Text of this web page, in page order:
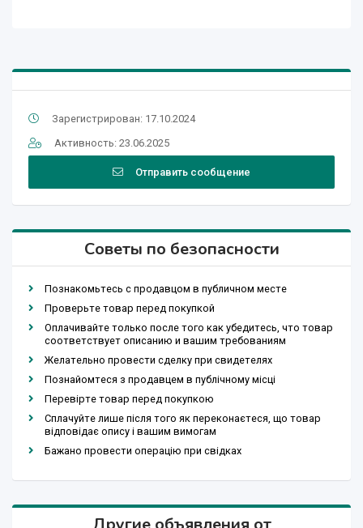
Зарегистрирован: 17.10.2024
Активность: 23.06.2025
Отправить сообщение
Советы по безопасности
Познакомьтесь с продавцом в публичном месте
Проверьте товар перед покупкой
Оплачивайте только после того как убедитесь, что товар
соответствует описанию и вашим требованиям
Желательно провести сделку при свидетелях
Познайомтеся з продавцем в публічному місці
Перевірте товар перед покупкою
Сплачуйте лише після того як переконаєтеся, що товар
відповідає опису і вашим вимогам
Бажано провести операцію при свідках